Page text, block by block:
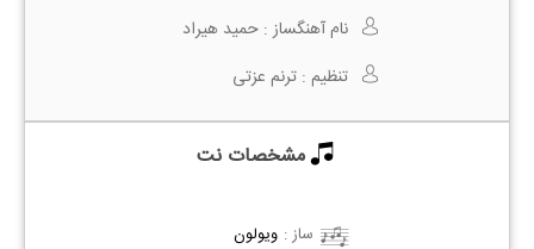
نام آهنگساز : حمید هیراد
تنظیم : ترنم عزتی
مشخصات نت
ساز : ویولون